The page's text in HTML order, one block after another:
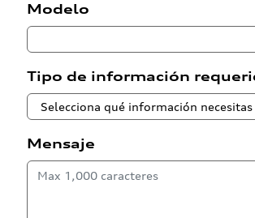
Modelo
Tipo de información
Mensaje